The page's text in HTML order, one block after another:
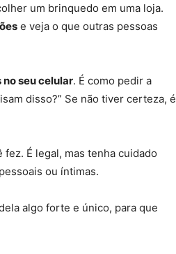
um brinquedo em uma loja.
e veja o que outras pessoas
seu celular. É como pedir a
disso?” Se não tiver certeza, é
É legal, mas tenha cuidado
ou íntimas.
algo forte e único, para que